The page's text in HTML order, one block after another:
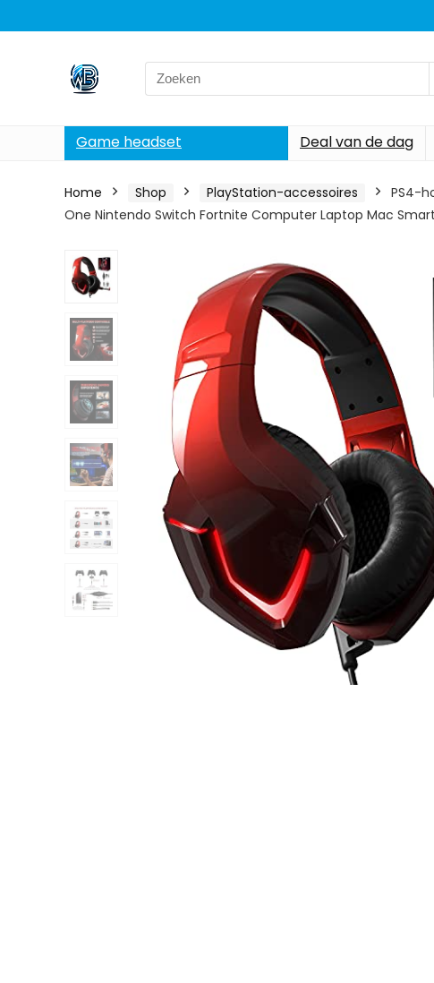
Search
for:
Game headset Deal van de dag
Home Shop PlayStation-accessoires
PS4-
One Nintendo Switch Fortnite Computer Laptop Mac